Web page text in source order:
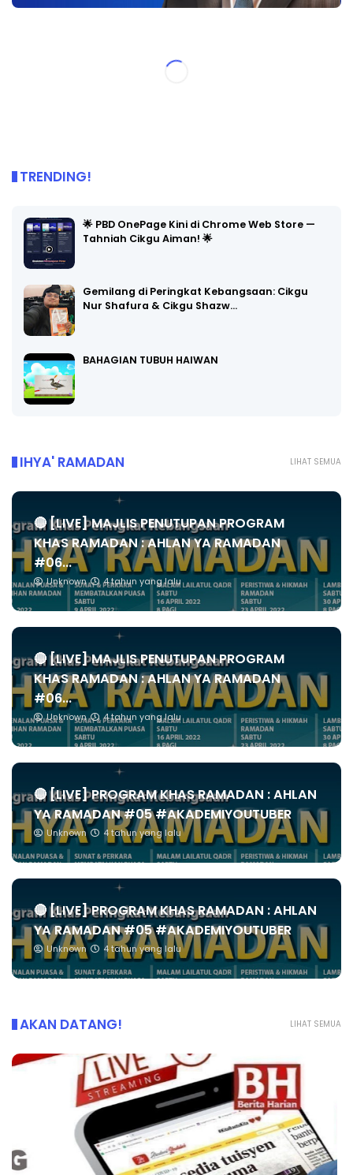
TRENDING!
🌟 PBD OnePage Kini di Chrome Web Store —
Tahniah Cikgu Aiman! 🌟
Gemilang di Peringkat Kebangsaan: Cikgu
Nur Shafura & Cikgu Shazw…
BAHAGIAN TUBUH HAIWAN
LIHAT SEMUA
IHYA' RAMADAN
🔴 [LIVE] MAJLIS PENUTUPAN PROGRAM
KHAS RAMADAN : AHLAN YA RAMADAN
#06...
Unknown 4 tahun yang lalu
🔴 [LIVE] MAJLIS PENUTUPAN PROGRAM
KHAS RAMADAN : AHLAN YA RAMADAN
#06...
Unknown 4 tahun yang lalu
🔴 [LIVE] PROGRAM KHAS RAMADAN : AHLAN
YA RAMADAN #05 #AKADEMIYOUTUBER
Unknown 4 tahun yang lalu
🔴 [LIVE] PROGRAM KHAS RAMADAN : AHLAN
YA RAMADAN #05 #AKADEMIYOUTUBER
Unknown 4 tahun yang lalu
LIHAT SEMUA
AKAN DATANG!